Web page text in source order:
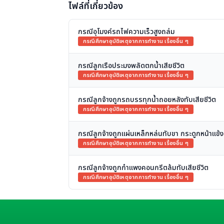
ไฟล์ที่เกี่ยวข้อง
กรณีอุโมงค์รถไฟความเร็วสูงถล่ม
กรณีศึกษาอุบัติเหตุจากการทำงาน เรื่องอื่น ๆ
กรณีลูกเรือประมงพลัดตกน้ำเสียชีวิต
กรณีศึกษาอุบัติเหตุจากการทำงาน เรื่องอื่น ๆ
กรณีลูกจ้างถูกรถบรรทุกน้ำถอยหลังทับเสียชีวิต
กรณีศึกษาอุบัติเหตุจากการทำงาน เรื่องอื่น ๆ
กรณีลูกจ้างถูกแผ่นเหล็กหล่นทับขา กระดูกหน้าแข้
กรณีศึกษาอุบัติเหตุจากการทำงาน เรื่องอื่น ๆ
กรณีลูกจ้างถูกกำแพงคอนกรีตล้มทับเสียชีวิต
กรณีศึกษาอุบัติเหตุจากการทำงาน เรื่องอื่น ๆ